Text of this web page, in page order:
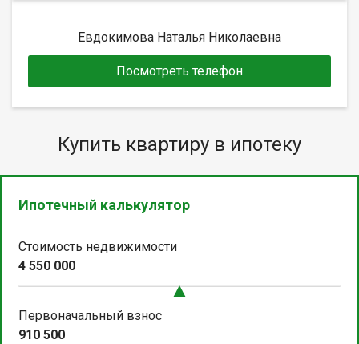
Евдокимова Наталья Николаевна
Посмотреть телефон
Купить квартиру в ипотеку
Ипотечный калькулятор
Стоимость недвижимости
4 550 000
Первоначальный взнос
910 500